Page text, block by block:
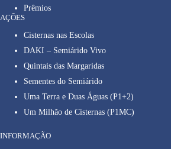
Prêmios
AÇÕES
Cisternas nas Escolas
DAKI – Semiárido Vivo
Quintais das Margaridas
Sementes do Semiárido
Uma Terra e Duas Águas (P1+2)
Um Milhão de Cisternas (P1MC)
INFORMAÇÃO